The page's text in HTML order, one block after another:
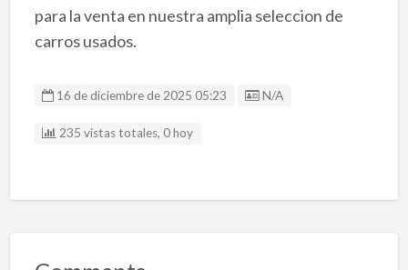
para la venta en nuestra amplia seleccion de
carros usados.
16 de diciembre de 2025 05:23 Listing ID
N/A
235 vistas totales, 0 hoy